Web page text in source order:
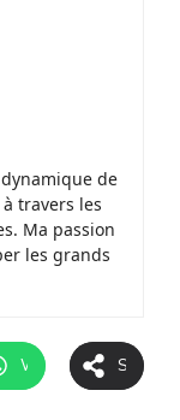
de
travers les
Ma passion
les grands
WhatsApp